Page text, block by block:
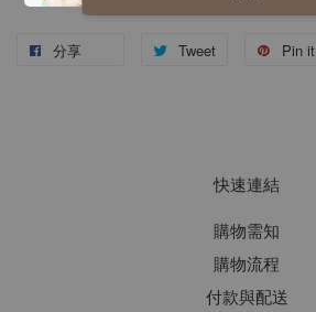
分享 Tweet Pin it
快速連結
購物需知
購物流程
付款與配送